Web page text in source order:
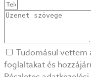
Tudomásul vettem
foglaltakat és